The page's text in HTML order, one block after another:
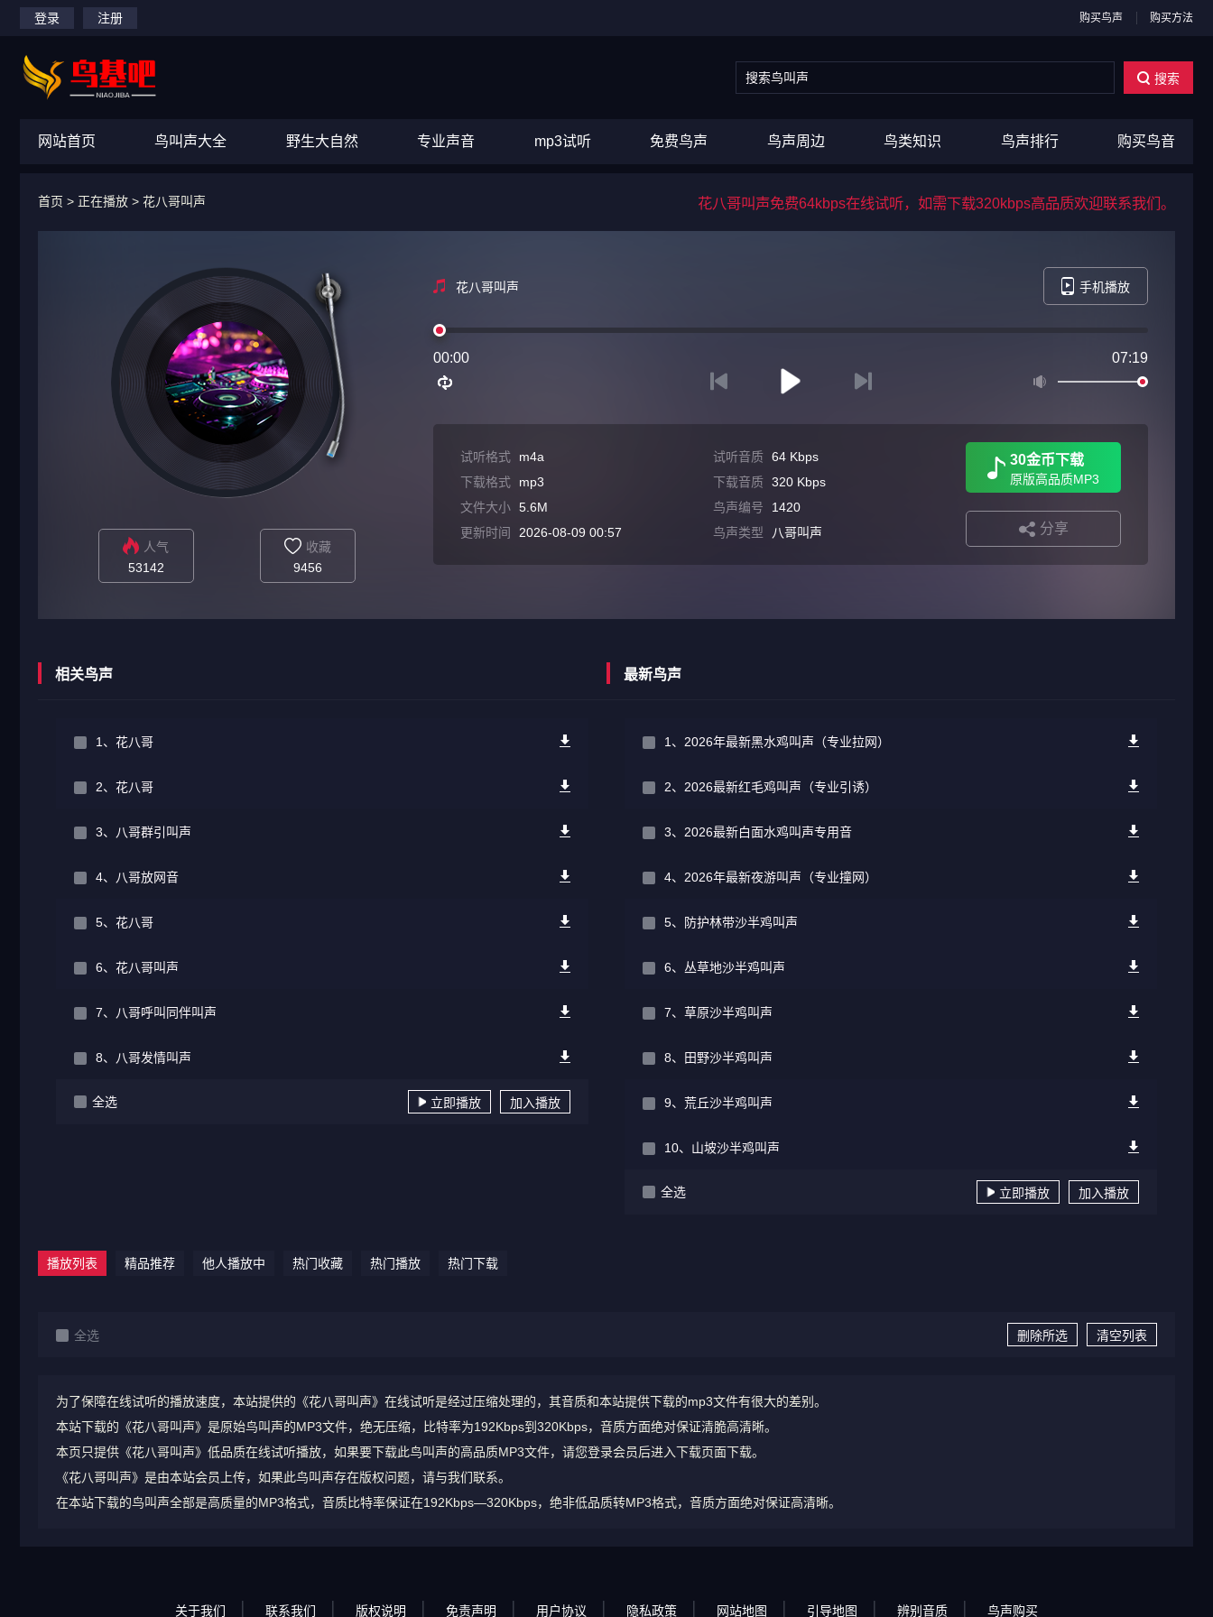
登录 注册 购买鸟声 购买方法
搜索
网站首页 鸟叫声大全 野生大自然 专业声音 mp3试听 免费鸟声 鸟声周边 鸟类知识 鸟声排行 购买鸟音
首页 > 正在播放 > 花八哥叫声 花八哥叫声免费64kbps在线试听，如需下载320kbps高品质欢迎联系我们。
人气
53142
收藏
9456
花八哥叫声 手机播放
00:00 07:19
试听格式 m4a 试听音质 64 Kbps
下载格式
mp3 下载音质 320 Kbps
文件大小 5.6M 鸟声编号
1420
更新时间
2026-08-09 00:57 鸟声类型 八哥叫声
30金币下载
原版高品质MP3
分享
相关鸟声
1、花八哥
2、花八哥
3、八哥群引叫声
4、八哥放网音
5、花八哥
6、花八哥叫声
7、八哥呼叫同伴叫声
8、八哥发情叫声
全选 立即播放 加入播放
最新鸟声
1、2026年最新黑水鸡叫声（专业拉网）
2、2026最新红毛鸡叫声（专业引诱）
3、2026最新白面水鸡叫声专用音
4、2026年最新夜游叫声（专业撞网）
5、防护林带沙半鸡叫声
6、丛草地沙半鸡叫声
7、草原沙半鸡叫声
8、田野沙半鸡叫声
9、荒丘沙半鸡叫声
10、山坡沙半鸡叫声
全选 立即播放 加入播放
播放列表 精品推荐 他人播放中 热门收藏 热门播放 热门下载
全选 删除所选 清空列表
为了保障在线试听的播放速度，本站提供的《花八哥叫声》在线试听是经过压缩处理的，其音质和本站提供下载的mp3文件有很大的差别。
本站下载的《花八哥叫声》是原始鸟叫声的MP3文件，绝无压缩，比特率为192Kbps到320Kbps，音质方面绝对保证清脆高清晰。
本页只提供《花八哥叫声》低品质在线试听播放，如果要下载此鸟叫声的高品质MP3文件，请您登录会员后进入下载页面下载。
《花八哥叫声》是由本站会员上传，如果此鸟叫声存在版权问题，请与我们联系。
在本站下载的鸟叫声全部是高质量的MP3格式，音质比特率保证在192Kbps—320Kbps，绝非低品质转MP3格式，音质方面绝对保证高清晰。
关于我们 联系我们 版权说明 免责声明 用户协议 隐私政策 网站地图 引导地图 辨别音质 鸟声购买